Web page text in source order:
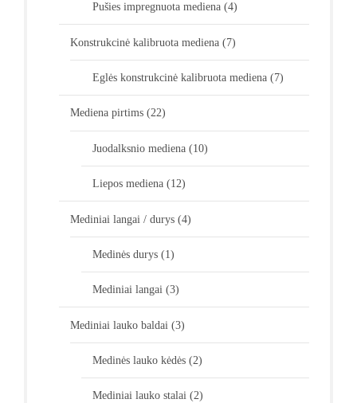
Pušies impregnuota mediena (4)
Konstrukcinė kalibruota mediena (7)
Eglės konstrukcinė kalibruota mediena (7)
Mediena pirtims (22)
Juodalksnio mediena (10)
Liepos mediena (12)
Mediniai langai / durys (4)
Medinės durys (1)
Mediniai langai (3)
Mediniai lauko baldai (3)
Medinės lauko kėdės (2)
Mediniai lauko stalai (2)